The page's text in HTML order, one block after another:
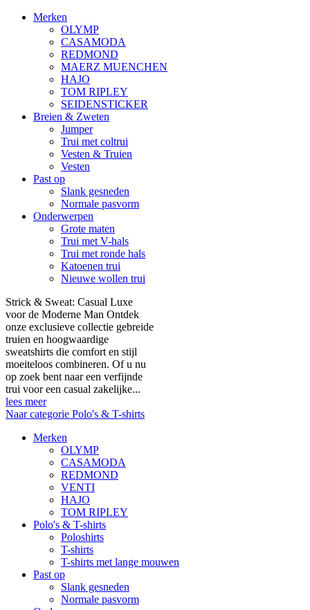
Merken
OLYMP
CASAMODA
REDMOND
MAERZ MUENCHEN
HAJO
TOM RIPLEY
SEIDENSTICKER
Breien & Zweten
Jumper
Trui met coltrui
Vesten & Truien
Vesten
Past op
Slank gesneden
Normale pasvorm
Onderwerpen
Grote maten
Trui met V-hals
Trui met ronde hals
Katoenen trui
Nieuwe wollen trui
Strick & Sweat: Casual Luxe
voor de Moderne Man Ontdek
onze exclusieve collectie gebreide
truien en hoogwaardige
sweatshirts die comfort en stijl
moeiteloos combineren. Of u nu
op zoek bent naar een verfijnde
trui voor een casual zakelijke...
lees meer
Naar categorie Polo's & T-shirts
Merken
OLYMP
CASAMODA
REDMOND
VENTI
HAJO
TOM RIPLEY
Polo's & T-shirts
Poloshirts
T-shirts
T-shirts met lange mouwen
Past op
Slank gesneden
Normale pasvorm